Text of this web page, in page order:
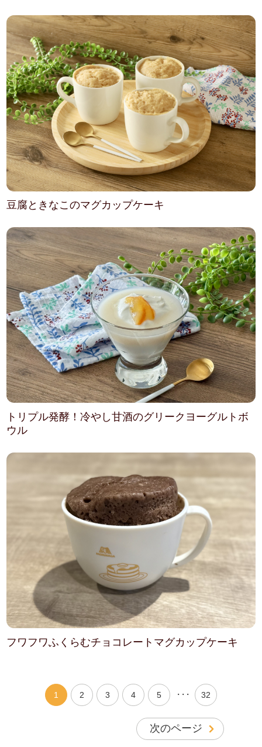
豆腐ときなこのマグカップケーキ
トリプル発酵！冷やし甘酒のグリークヨーグルトボ
ウル
フワフワふくらむチョコレートマグカップケーキ
1 2 3 4 5 ・・・ 32
次のページ